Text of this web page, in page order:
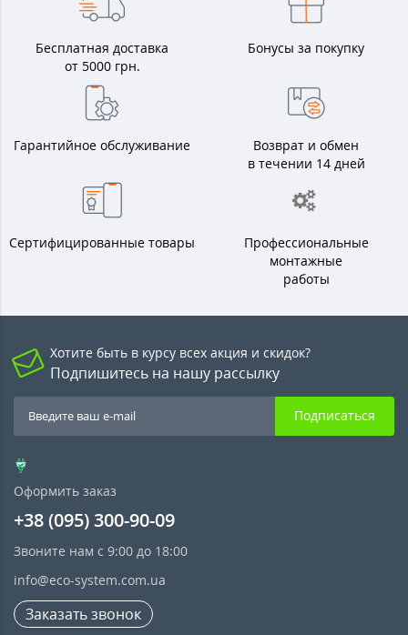
Бесплатная доставка
от 5000 грн.
Бонусы за покупку
Гарантийное обслуживание
Возврат и обмен
в течении 14 дней
Сертифицированные товары
Профессиональные
монтажные
работы
Хотите быть в курсу всех акция и скидок?
Подпишитесь на нашу рассылку
Подписаться
Оформить заказ
+38 (095) 300-90-09
Звоните нам с 9:00 до 18:00
info@eco-system.com.ua
Заказать звонок